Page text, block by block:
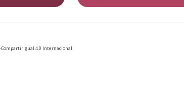
4.0 Internacional.